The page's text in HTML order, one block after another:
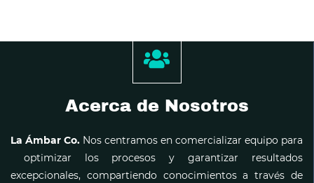
Acerca de Nosotros
La Ámbar Co. Nos centramos en comercializar equipo para
optimizar los procesos y garantizar resultados
excepcionales, compartiendo conocimientos a través de